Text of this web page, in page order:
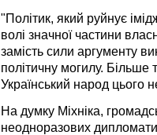
"Політик, який руйнує
волі значної частини
замість сили аргументу
політичну могилу. Більше
Український народ цього
На думку Міхніка,
неодноразових